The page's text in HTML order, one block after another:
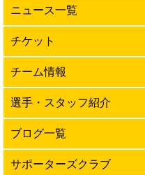
ニュース一覧
チケット
チーム情報
選手・スタッフ紹介
ブログ一覧
サポーターズクラブ